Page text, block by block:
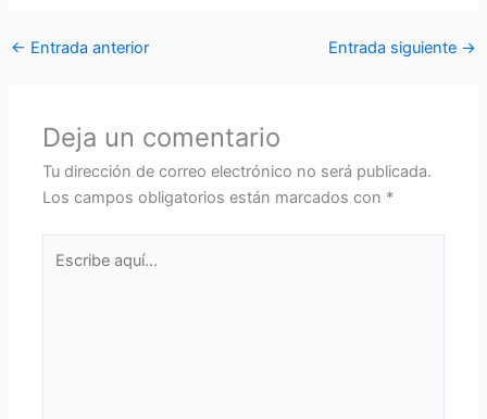
← Entrada anterior Entrada siguiente →
Deja un comentario
Tu dirección de correo electrónico no será publicada.
Los campos obligatorios están marcados con *
aquí...